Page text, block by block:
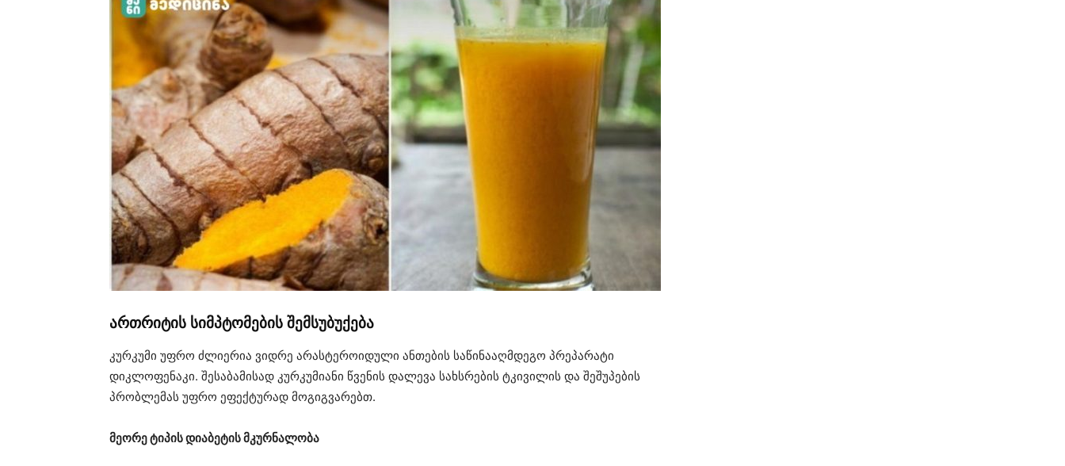
ართრიტის სიმპტომების შემსუბუქება
კურკუმი უფრო ძლიერია ვიდრე არასტეროიდული ანთების საწინააღმდეგო პრეპარატი
დიკლოფენაკი. შესაბამისად კურკუმიანი წვენის დალევა სახსრების ტკივილის და შეშუპების
პრობლემას უფრო ეფექტურად მოგიგვარებთ.
მეორე ტიპის დიაბეტის მკურნალობა